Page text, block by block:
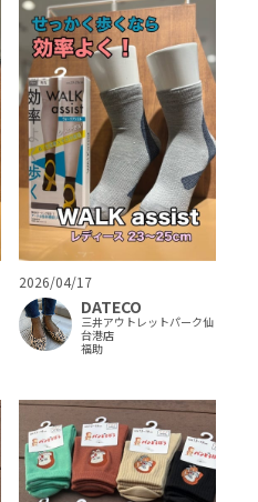
2026/04/17
DATECO
三井アウトレットパーク仙
台港店
福助